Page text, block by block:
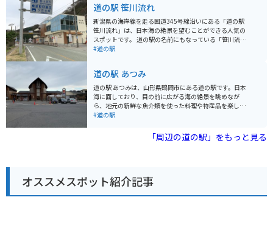
鮮な野菜などを購入することができます。 バイクで訪れ
る場合、日本海沿いの国道345号線を走ると、気持ちの
良いシーサイドツーリングを楽しむことができます。道
の駅 あさひは、休憩ポイントとしても最適です。周辺に
は、笹川流れや瀬波温泉など、観光スポットも点在して
道の駅 笹川流れ
新潟県の海岸線を走る国道345号線沿いにある「道の駅
笹川流れ」は、日本海の絶景を望むことができる人気の
スポットです。 道の駅の名前にもなっている「笹川流
れ」は、約11kmにわたって続く海岸線のことで、国の
がおすすめです。 道の駅には、新鮮な魚介類が味わえる
レストランや、地元の特産品を販売する売店などがあり
ます。 笹川流れ周辺には、温泉施設も点在しているの
で、ツーリングで疲れた体を癒すのにも最適です。 バイ
クで訪れる際は、道の駅に隣接する駐車場を利用できま
ることもあるので、レインウェアがあると安心です。 周
す。 お土産には、笹川流れ産の塩を使った「塩羊羹」
や、新鮮な魚介類を使った加工品がおすすめです。
#道の駅
道の駅 あつみ
道の駅 あつみは、山形県鶴岡市にある道の駅です。日本
海に面しており、目の前に広がる海の絶景を眺めなが
ら、地元の新鮮な魚介類を使った料理や特産品を楽しむ
ことができます。 おすすめは、地元産の岩ガキや旬の魚
しか味わえません。また、お土産には、地元で水揚げさ
れた魚介の干物や加工品、庄内地方の伝統野菜である
しむことができます。道の駅には、広い駐車場と休憩ス
ペースが完備されているので、ツーリングの休憩場所と
しても最適です。
#道の駅
「周辺の道の駅」をもっと見る
オススメスポット紹介記事